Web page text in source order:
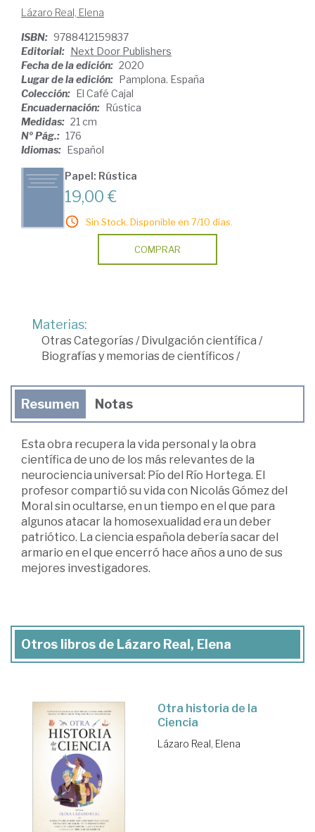
Lázaro Real, Elena
ISBN: 9788412159837
Editorial: Next Door Publishers
Fecha de la edición: 2020
Lugar de la edición: Pamplona. España
Colección: El Café Cajal
Encuadernación: Rústica
Medidas: 21 cm
Nº Pág.: 176
Idiomas: Español
Papel: Rústica
19,00 €
Sin Stock. Disponible en 7/10 días.
COMPRAR
Materias:
Otras Categorías/Divulgación científica /
Biografías y memorias de científicos/
Resumen Notas
Esta obra recupera la vida personal y la obra
científica de uno de los más relevantes de la
neurociencia universal: Pío del Río Hortega. El
profesor compartió su vida con Nicolás Gómez del
Moral sin ocultarse, en un tiempo en el que para
algunos atacar la homosexualidad era un deber
patriótico. La ciencia española debería sacar del
armario en el que encerró hace años a uno de sus
mejores investigadores.
Otros libros de Lázaro Real, Elena
Otra historia de la
Ciencia
Lázaro Real, Elena